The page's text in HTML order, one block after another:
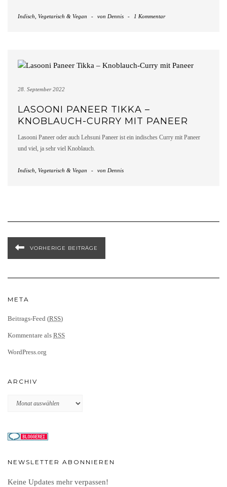
Indisch, Vegetarisch & Vegan - von Dennis - 1 Kommentar
28. September 2022
LASOONI PANEER TIKKA –
KNOBLAUCH-CURRY MIT PANEER
Lasooni Paneer oder auch Lehsuni Paneer ist ein indisches Curry mit Paneer
und viel, ja sehr viel Knoblauch.
Indisch, Vegetarisch & Vegan - von Dennis
VORHERIGE BEITRÄGE
META
Beitrags-Feed (RSS)
Kommentare als RSS
WordPress.org
ARCHIV
Archiv
NEWSLETTER ABONNIEREN
Keine Updates mehr verpassen!